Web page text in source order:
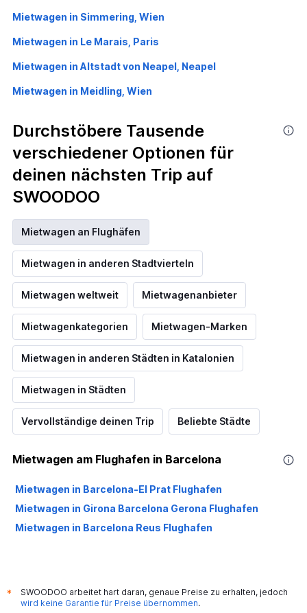
Mietwagen in Simmering, Wien
Mietwagen in Le Marais, Paris
Mietwagen in Altstadt von Neapel, Neapel
Mietwagen in Meidling, Wien
Durchstöbere Tausende
verschiedener Optionen für
deinen nächsten Trip auf
SWOODOO
Mietwagen an Flughäfen
Mietwagen in anderen Stadtvierteln
Mietwagen weltweit Mietwagenanbieter
Mietwagenkategorien Mietwagen-Marken
Mietwagen in anderen Städten in Katalonien
Mietwagen in Städten
Vervollständige deinen Trip Beliebte Städte
Mietwagen am Flughafen in Barcelona
Mietwagen in Barcelona-El Prat Flughafen
Mietwagen in Girona Barcelona Gerona Flughafen
Mietwagen in Barcelona Reus Flughafen
*
SWOODOO arbeitet hart daran, genaue Preise zu erhalten, jedoch
wird keine Garantie für Preise übernommen.